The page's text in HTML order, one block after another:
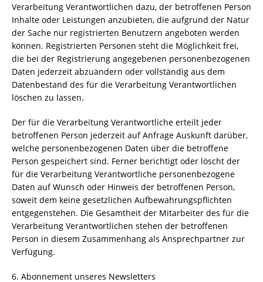
Verarbeitung Verantwortlichen dazu, der betroffenen Person
Inhalte oder Leistungen anzubieten, die aufgrund der Natur
der Sache nur registrierten Benutzern angeboten werden
können. Registrierten Personen steht die Möglichkeit frei,
die bei der Registrierung angegebenen personenbezogenen
Daten jederzeit abzuändern oder vollständig aus dem
Datenbestand des für die Verarbeitung Verantwortlichen
löschen zu lassen.
Der für die Verarbeitung Verantwortliche erteilt jeder
betroffenen Person jederzeit auf Anfrage Auskunft darüber,
welche personenbezogenen Daten über die betroffene
Person gespeichert sind. Ferner berichtigt oder löscht der
für die Verarbeitung Verantwortliche personenbezogene
Daten auf Wunsch oder Hinweis der betroffenen Person,
soweit dem keine gesetzlichen Aufbewahrungspflichten
entgegenstehen. Die Gesamtheit der Mitarbeiter des für die
Verarbeitung Verantwortlichen stehen der betroffenen
Person in diesem Zusammenhang als Ansprechpartner zur
Verfügung.
6. Abonnement unseres Newsletters